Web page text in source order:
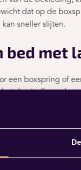
dat op de
sneller slijten.
bed met
een boxspring of
draait allemaal
waar een matras
ook wel ledikant
in te liggen waar